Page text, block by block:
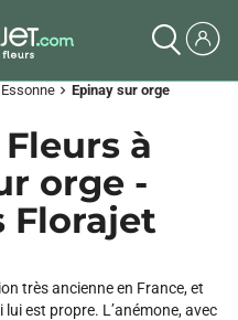
Essonne chevron_right Epinay sur orge
à
orge -
Florajet
très ancienne en France, et
est propre. L’anémone, avec